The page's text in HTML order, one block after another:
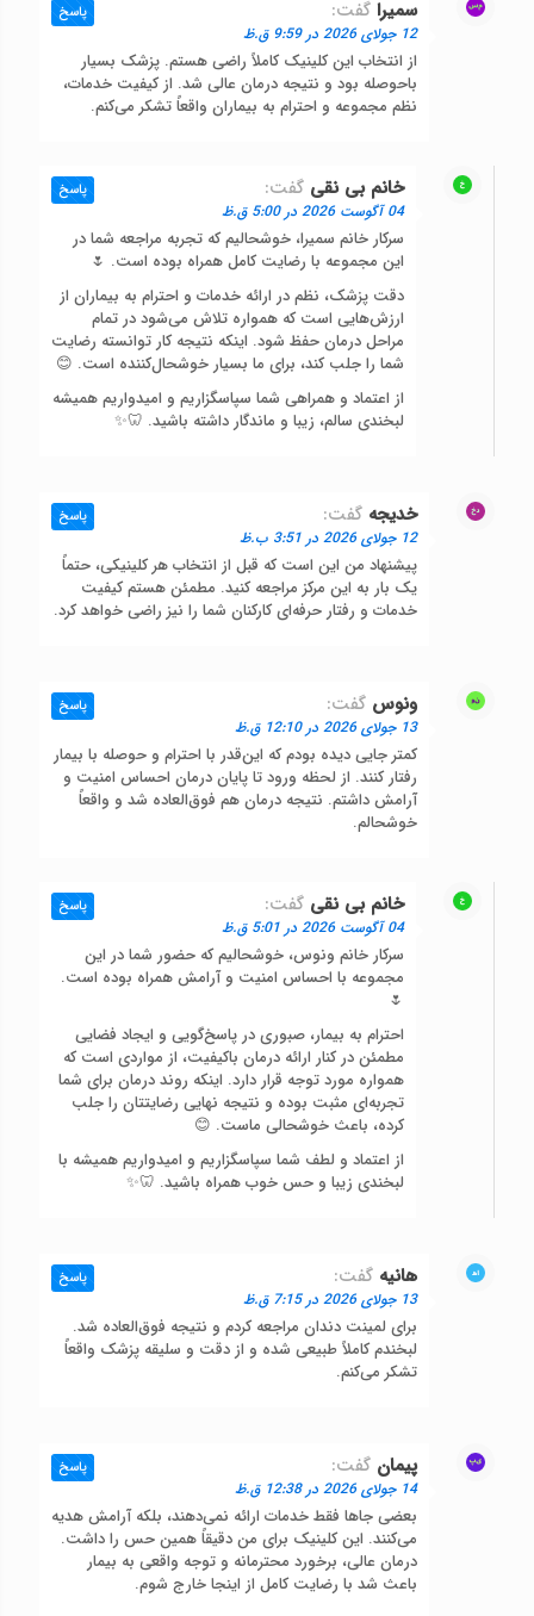
سمیرا گفت:
12 جولای 2026 در 9:59 ق.ظ
از انتخاب این کلینیک کاملاً راضی هستم. پزشک بسیار
باحوصله بود و نتیجه درمان عالی شد. از کیفیت خدمات،
نظم مجموعه و احترام به بیماران واقعاً تشکر می‌کنم.
پاسخ
خانم بی نقی گفت:
04 آگوست 2026 در 5:00 ق.ظ
سرکار خانم سمیرا، خوشحالیم که تجربه مراجعه شما در
این مجموعه با رضایت کامل همراه بوده است. 🌷
دقت پزشک، نظم در ارائه خدمات و احترام به بیماران از
ارزش‌هایی است که همواره تلاش می‌شود در تمام
مراحل درمان حفظ شود. اینکه نتیجه کار توانسته رضایت
شما را جلب کند، برای ما بسیار خوشحال‌کننده است. 😊
از اعتماد و همراهی شما سپاسگزاریم و امیدواریم همیشه
لبخندی سالم، زیبا و ماندگار داشته باشید. 🦷✨
پاسخ
خدیجه گفت:
12 جولای 2026 در 3:51 ب.ظ
پیشنهاد من این است که قبل از انتخاب هر کلینیکی، حتماً
یک بار به این مرکز مراجعه کنید. مطمئن هستم کیفیت
خدمات و رفتار حرفه‌ای کارکنان شما را نیز راضی خواهد کرد.
پاسخ
ونوس گفت:
13 جولای 2026 در 12:10 ق.ظ
کمتر جایی دیده بودم که این‌قدر با احترام و حوصله با بیمار
رفتار کنند. از لحظه ورود تا پایان درمان احساس امنیت و
آرامش داشتم. نتیجه درمان هم فوق‌العاده شد و واقعاً
خوشحالم.
پاسخ
خانم بی نقی گفت:
04 آگوست 2026 در 5:01 ق.ظ
سرکار خانم ونوس، خوشحالیم که حضور شما در این
مجموعه با احساس امنیت و آرامش همراه بوده است.
🌷
احترام به بیمار، صبوری در پاسخ‌گویی و ایجاد فضایی
مطمئن در کنار ارائه درمان باکیفیت، از مواردی است که
همواره مورد توجه قرار دارد. اینکه روند درمان برای شما
تجربه‌ای مثبت بوده و نتیجه نهایی رضایتتان را جلب
کرده، باعث خوشحالی ماست. 😊
از اعتماد و لطف شما سپاسگزاریم و امیدواریم همیشه با
لبخندی زیبا و حس خوب همراه باشید. 🦷✨
پاسخ
هانیه گفت:
13 جولای 2026 در 7:15 ق.ظ
برای لمینت دندان مراجعه کردم و نتیجه فوق‌العاده شد.
لبخندم کاملاً طبیعی شده و از دقت و سلیقه پزشک واقعاً
تشکر می‌کنم.
پاسخ
پیمان گفت:
14 جولای 2026 در 12:38 ق.ظ
بعضی جاها فقط خدمات ارائه نمی‌دهند، بلکه آرامش هدیه
می‌کنند. این کلینیک برای من دقیقاً همین حس را داشت.
درمان عالی، برخورد محترمانه و توجه واقعی به بیمار
باعث شد با رضایت کامل از اینجا خارج شوم.
پاسخ